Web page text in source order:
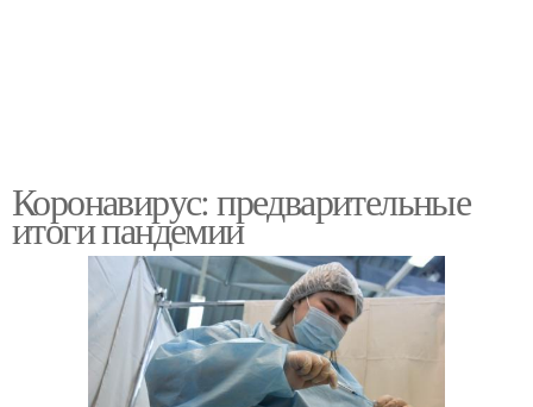
Коронавирус: предварительные
итоги пандемии